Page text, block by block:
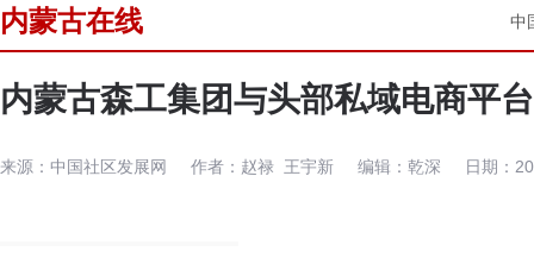
内蒙古在线 中
内蒙古森工集团与头部私域电商平
来源： 中国社区发展网 作者： 赵禄 王宇新 编辑： 乾深 日期：